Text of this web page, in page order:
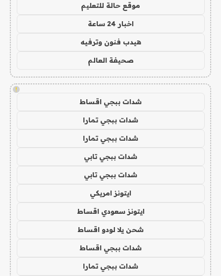
موقع حالة للتعليم
اخبار 24 ساعة
هيدب فنون وترفيه
صحيفة العالم
!
شدات ببجي اقساط
شدات ببجي تمارا
شدات ببجي تمارا
شدات ببجي تابي
شدات ببجي تابي
ايتونز امريكي
ايتونز سعودي اقساط
شحن يلا لودو اقساط
شدات ببجي اقساط
شدات ببجي تمارا